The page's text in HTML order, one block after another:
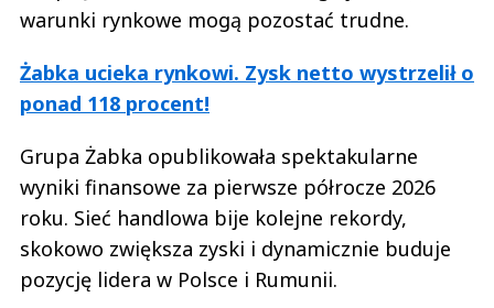
warunki rynkowe mogą pozostać trudne.
Żabka ucieka rynkowi. Zysk netto wystrzelił o
ponad 118 procent!
Grupa Żabka opublikowała spektakularne
wyniki finansowe za pierwsze półrocze 2026
roku. Sieć handlowa bije kolejne rekordy,
skokowo zwiększa zyski i dynamicznie buduje
pozycję lidera w Polsce i Rumunii.